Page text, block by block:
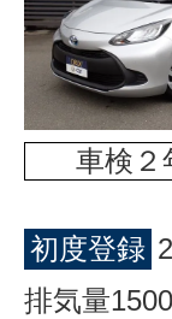
車検２
初度登録
排気量